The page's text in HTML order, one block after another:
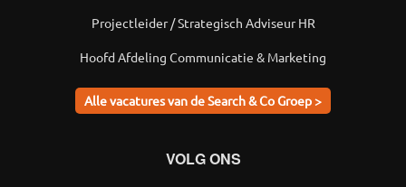
Projectleider / Strategisch Adviseur HR
Hoofd Afdeling Communicatie & Marketing
Alle vacatures van de Search & Co Groep >
VOLG ONS